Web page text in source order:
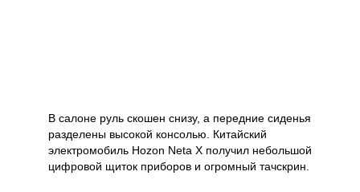
В салоне руль скошен снизу, а передние сиденья
разделены высокой консолью. Китайский
электромобиль Hozon Neta X получил небольшой
цифровой щиток приборов и огромный тачскрин.